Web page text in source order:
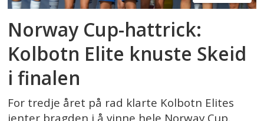
Norway Cup-hattrick:
Kolbotn Elite knuste Skeid
i finalen
For tredje året på rad klarte Kolbotn Elites
jenter bragden i å vinne hele Norway Cup.